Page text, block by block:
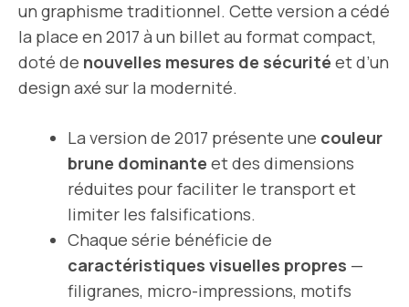
un graphisme traditionnel. Cette version a cédé
la place en 2017 à un billet au format compact,
doté de nouvelles mesures de sécurité et d’un
design axé sur la modernité.
La version de 2017 présente une couleur
brune dominante et des dimensions
réduites pour faciliter le transport et
limiter les falsifications.
Chaque série bénéficie de
caractéristiques visuelles propres —
filigranes, micro-impressions, motifs